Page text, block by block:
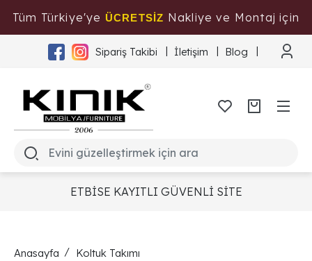
Tüm Türkiye'ye ÜCRETSİZ Nakliye ve Montaj için
Tıklayınız
Sipariş Takibi İletişim Blog
ETBİSE KAYITLI GÜVENLİ SİTE
Anasayfa Koltuk Takımı